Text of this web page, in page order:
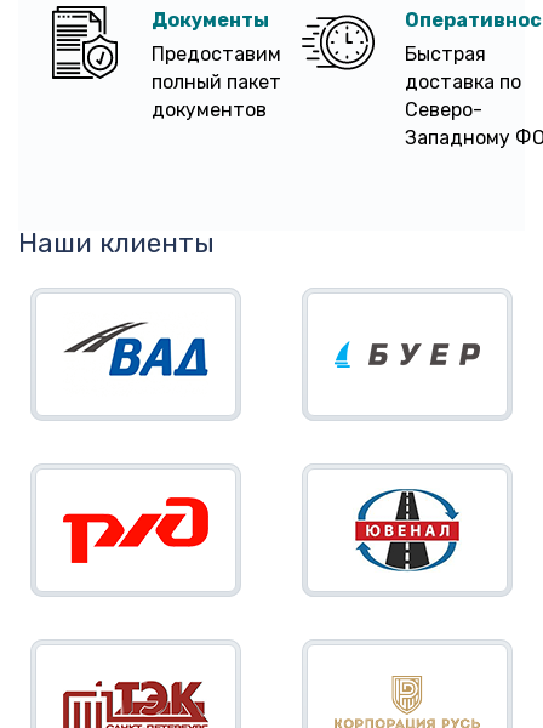
Документы
Предоставим
полный пакет
документов
Быстрая
доставка по
Северо-
Западному
Наши клиенты